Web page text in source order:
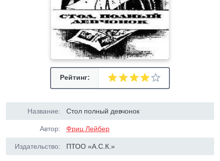
Рейтинг:
Название: Стол полный девчонок
Автор: Фриц Лейбер
Издательство: ПТОО «А.С.К.»